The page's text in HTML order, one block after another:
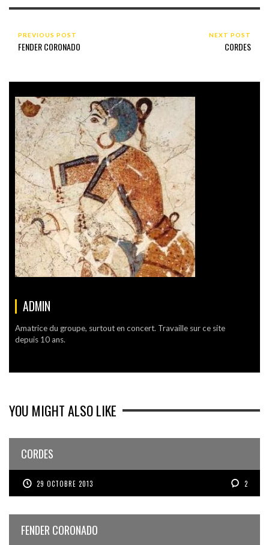
PREVIOUS POST
FENDER CORONADO
NEXT POST
CORDES
ADMIN
Amatrice du groupe, surtout en concert. Travaille sur ce site
depuis 10 ans.
YOU MIGHT ALSO LIKE
CORDES
29 OCTOBRE 2013 2
FENDER CORONADO